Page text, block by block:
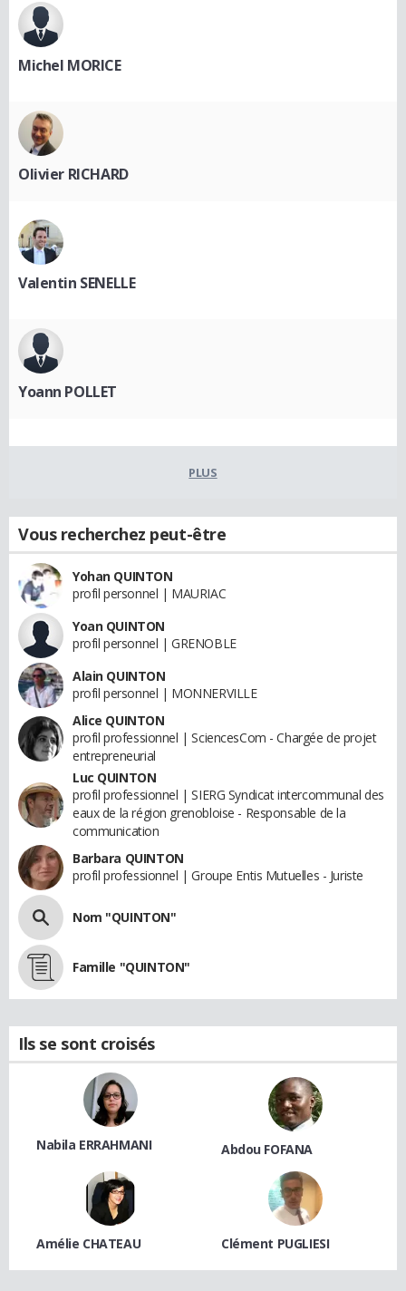
Michel MORICE
Olivier RICHARD
Valentin SENELLE
Yoann POLLET
PLUS
Vous recherchez peut-être
Yohan QUINTON
profil personnel | MAURIAC
Yoan QUINTON
profil personnel | GRENOBLE
Alain QUINTON
profil personnel | MONNERVILLE
Alice QUINTON
profil professionnel | SciencesCom - Chargée de projet
entrepreneurial
Luc QUINTON
profil professionnel | SIERG Syndicat intercommunal des
eaux de la région grenobloise - Responsable de la
communication
Barbara QUINTON
profil professionnel | Groupe Entis Mutuelles - Juriste
Nom "QUINTON"
Famille "QUINTON"
Ils se sont croisés
Nabila ERRAHMANI Abdou FOFANA
Amélie CHATEAU Clément PUGLIESI